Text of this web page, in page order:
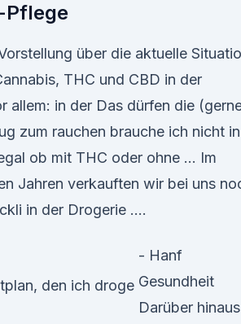
Pflege
über die aktuelle
THC und CBD in der
allem: in der Das dürfen die
zum rauchen brauche ich nicht in
ob mit THC oder ohne … Im
Jahren verkauften wir bei uns
in der Drogerie ….
- Hanf
Gesundheit
Darüber hinaus